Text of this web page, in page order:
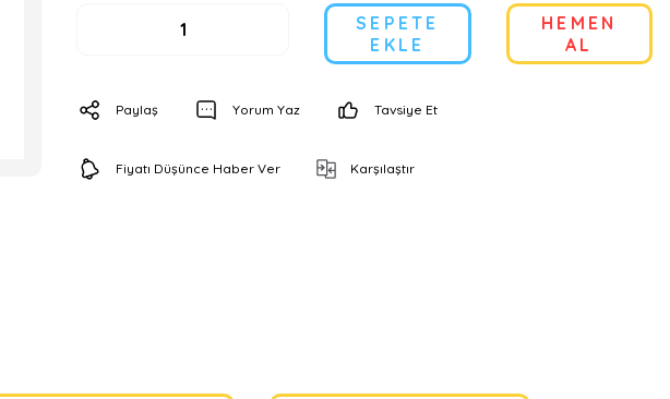
SEPETE
EKLE
HEMEN
AL
Paylaş Yorum Yaz Tavsiye Et
Fiyatı Düşünce Haber Ver Karşılaştır